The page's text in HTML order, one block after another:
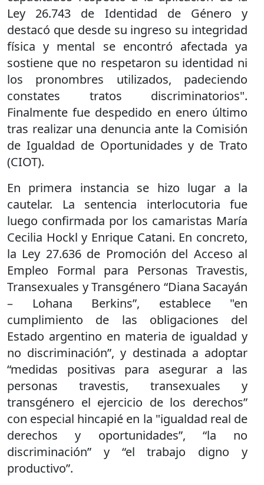
Ley 26.743 de Identidad de Género y
destacó que desde su ingreso su integridad
física y mental se encontró afectada ya
sostiene que no respetaron su identidad ni
los pronombres utilizados, padeciendo
constates tratos discriminatorios".
Finalmente fue despedido en enero último
tras realizar una denuncia ante la Comisión
de Igualdad de Oportunidades y de Trato
(CIOT).
En primera instancia se hizo lugar a la
cautelar. La sentencia interlocutoria fue
luego confirmada por los camaristas María
Cecilia Hockl y Enrique Catani. En concreto,
la Ley 27.636 de Promoción del Acceso al
Empleo Formal para Personas Travestis,
Transexuales y Transgénero “Diana Sacayán
– Lohana Berkins”, establece "en
cumplimiento de las obligaciones del
Estado argentino en materia de igualdad y
no discriminación”, y destinada a adoptar
“medidas positivas para asegurar a las
personas travestis, transexuales y
transgénero el ejercicio de los derechos”
con especial hincapié en la "igualdad real de
derechos y oportunidades”, “la no
discriminación” y “el trabajo digno y
productivo”.